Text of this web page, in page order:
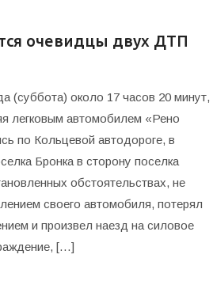
очевидцы двух ДТП
(суббота) около 17 часов 20 минут,
легковым автомобилем «Рено
по Кольцевой автодороге, в
Бронка в сторону поселка
обстоятельствах, не
своего автомобиля, потерял
и произвел наезд на силовое
[…]